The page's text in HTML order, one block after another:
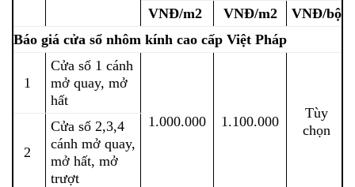
VNĐ/m2 VNĐ/m2 VNĐ/bộ
Báo giá cửa sổ nhôm kính cao cấp Việt Pháp
1
Cửa sổ 1 cánh
mở quay, mở
hất
1.000.000
1.100.000
Tùy
chọn
2
Cửa sổ 2,3,4
cánh mở quay,
mở hất, mở
trượt